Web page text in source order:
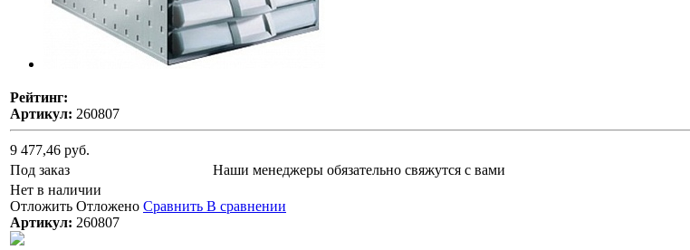
Рейтинг:
Артикул: 260807
9 477,46 руб.
Под заказ
Наши менеджеры обязательно свяжутся с вами
Нет в наличии
Отложить Отложено Сравнить В сравнении
Артикул: 260807